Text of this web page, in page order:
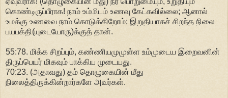
கொண்டிருப்பீராக! நாம் உம்மிடம் உணவு கேட்கவில்லை; ஆனால்
உமக்கு உணவை நாம் கொடுக்கிறோம்; இறுதியாகச் சிறந்த நிலை
பயபக்தி(யுடையோரு)க்குத் தான்.
55:78. மிக்க சிறப்பும், கண்ணியமுமுள்ள உம்முடைய இறைவனின்
திருப்பெயர் மிகவும் பாக்கிய முடையது.
70:23. (அதாவது) தம் தொழுகையின் மீது
நிலைத்திருக்கின்றார்களே அவர்கள்.